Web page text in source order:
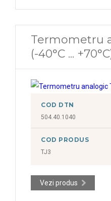
Termometru
(-40°C ...
COD DTN
504.40.1040
COD PRODUS
TJ3
Vezi produs